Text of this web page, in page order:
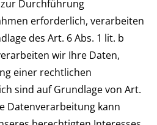
Durchführung
erforderlich, verarbeiten
des Art. 6 Abs. 1 lit. b
wir Ihre Daten,
einer rechtlichen
sind auf Grundlage von Art.
Datenverarbeitung kann